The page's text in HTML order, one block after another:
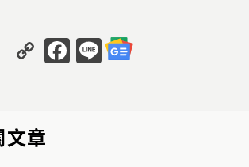
C
o
y
Li
F
a
Li
n
章